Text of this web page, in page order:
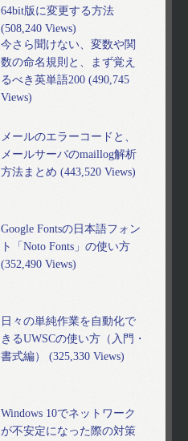
64bit版に変更する方法
(508,240 Views)
今さら聞けない、変数や関
数の命名規則と、まず覚え
るべき英単語200 (490,745
Views)
メールのエラーコードと、
メールサーバのmaillog解析
方法まとめ (443,520 Views)
Google Fontsの日本語フォン
ト「Noto Fonts」の使い方
(352,490 Views)
日々の単純作業を自動化で
きるUWSCの使い方（入門・
書式編） (325,330 Views)
Windows 10でネットワーク
が不安定になった際の対策